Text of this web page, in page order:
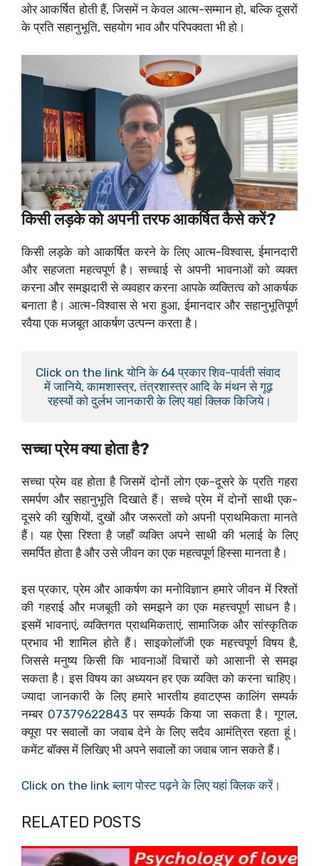
ओर आकर्षित होती हैं, जिसमें न केवल आत्म-सम्मान हो, बल्कि दूसरों
के प्रति सहानुभूति, सहयोग भाव और परिपक्वता भी हो।
किसी लड़के को अपनी तरफ आकर्षित कैसे करें?
किसी लड़के को आकर्षित करने के लिए आत्म-विश्वास, ईमानदारी
और सहजता महत्वपूर्ण है। सच्चाई से अपनी भावनाओं को व्यक्त
करना और समझदारी से व्यवहार करना आपके व्यक्तित्व को आकर्षक
बनाता है। आत्म-विश्वास से भरा हुआ, ईमानदार और सहानुभूतिपूर्ण
रवैया एक मजबूत आकर्षण उत्पन्न करता है।
Click on the link योनि के 64 प्रकार शिव-पार्वती संवाद
में जानिये, कामशास्त्र, तंत्रशास्त्र आदि के मंथन से गूढ़
रहस्यों को दुर्लभ जानकारी के लिए यहां क्लिक किजिये।
सच्चा प्रेम क्या होता है?
सच्चा प्रेम वह होता है जिसमें दोनों लोग एक-दूसरे के प्रति गहरा
समर्पण और सहानुभूति दिखाते हैं। सच्चे प्रेम में दोनों साथी एक-
दूसरे की खुशियों, दुखों और जरूरतों को अपनी प्राथमिकता मानते
हैं। यह ऐसा रिश्ता है जहाँ व्यक्ति अपने साथी की भलाई के लिए
समर्पित होता है और उसे जीवन का एक महत्वपूर्ण हिस्सा मानता है।
इस प्रकार, प्रेम और आकर्षण का मनोविज्ञान हमारे जीवन में रिश्तों
की गहराई और मजबूती को समझने का एक महत्त्वपूर्ण साधन है।
इसमें भावनाएं, व्यक्तिगत प्राथमिकताएं, सामाजिक और सांस्कृतिक
प्रभाव भी शामिल होते हैं। साइकोलॉजी एक महत्त्वपूर्ण विषय है,
जिससे मनुष्य किसी कि भावनाओं विचारों को आसानी से समझ
सकता है। इस विषय का अध्ययन हर एक व्यक्ति को करना चाहिए।
ज्यादा जानकारी के लिए हमारे भारतीय हवाटएप्स कालिंग सम्पर्क
नम्बर 07379622843 पर सम्पर्क किया जा सकता है। गूगल,
क्यूरा पर सवालों का जवाब देने के लिए सदैव आमंत्रित रहता हूं।
कमेंट बॉक्स में लिखिए भी अपने सवालों का जवाब जान सकते हैं।
Click on the link ब्लाग पोस्ट पढ़ने के लिए यहां क्लिक करें।
RELATED POSTS